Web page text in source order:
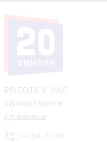
РОБОТА У НАС
Шукаєм таланти
Детальніше